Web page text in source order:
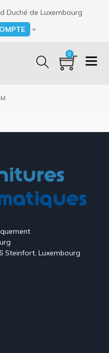
Duché de Luxembourg
0
Steinfort, Luxembourg